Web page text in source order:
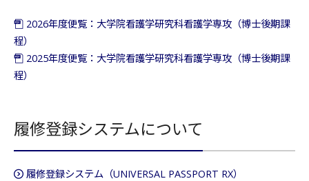
2026年度便覧：大学院看護学研究科看護学専攻（博士後期課
程）
2025年度便覧：大学院看護学研究科看護学専攻（博士後期課
程）
履修登録システムについて
履修登録システム（UNIVERSAL PASSPORT RX）